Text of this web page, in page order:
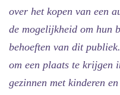
over het kopen van een
de mogelijkheid om hun
behoeften van dit
om een plaats te krijgen
gezinnen met kinderen